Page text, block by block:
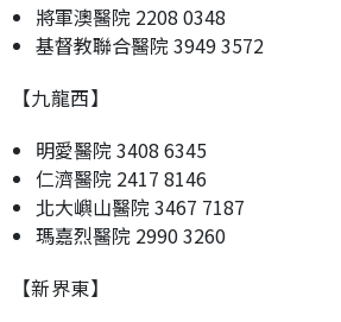
將軍澳醫院 2208 0348
基督教聯合醫院 3949 3572
【九龍西】
明愛醫院 3408 6345
仁濟醫院 2417 8146
北大嶼山醫院 3467 7187
瑪嘉烈醫院 2990 3260
【新界東】